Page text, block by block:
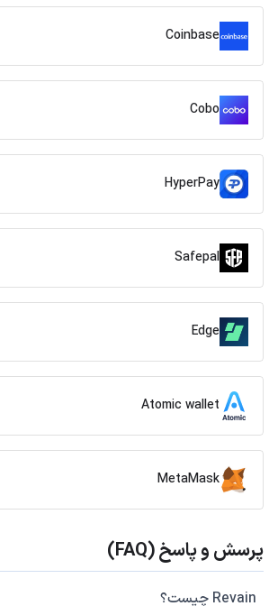
Coinbase
Cobo
HyperPay
Safepal
Edge
Atomic wallet
MetaMask
پرسش و پاسخ (FAQ)
Revain چیست؟